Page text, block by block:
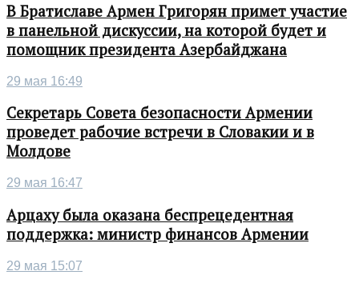
В Братиславе Армен Григорян примет участие
в панельной дискуссии, на которой будет и
помощник президента Азербайджана
29 мая 16:49
Секретарь Совета безопасности Армении
проведет рабочие встречи в Словакии и в
Молдове
29 мая 16:47
Арцаху была оказана беспрецедентная
поддержка: министр финансов Армении
29 мая 15:07